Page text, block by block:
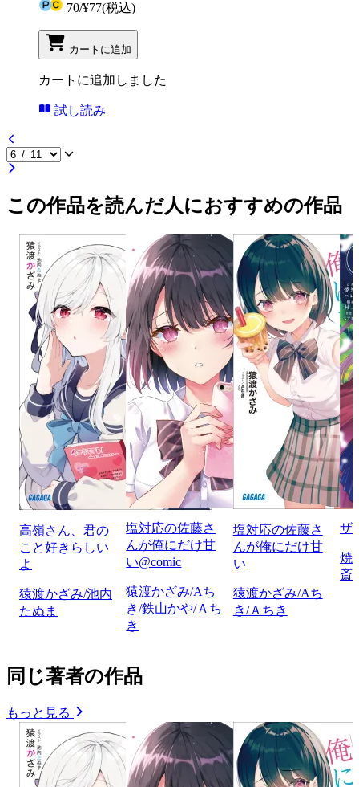
70/¥77(税込)
カートに追加
カートに追加しました
試し読み
この作品を読んだ人におすすめの作品
高嶺さん、君の
こと好きらしい
よ
猿渡かざみ/池内
たぬま
塩対応の佐藤さ
んが俺にだけ甘
い@comic
猿渡かざみ/Aち
き/鉄山かや/Ａち
き
塩対応の佐藤さ
んが俺にだけ甘
い
猿渡かざみ/Aち
き/Ａちき
ザ
焼
斎
同じ著者の作品
もっと見る